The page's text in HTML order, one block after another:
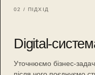
02 / ПІДХІД
Digital-
Уточнюємо бізнес-